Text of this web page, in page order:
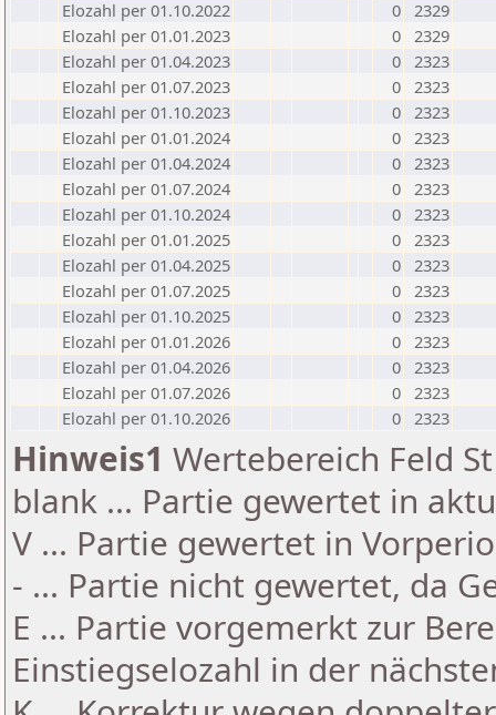
Elozahl per 01.10.2022
0 2329
Elozahl per 01.01.2023
0 2329
Elozahl per 01.04.2023
0 2323
Elozahl per 01.07.2023
0 2323
Elozahl per 01.10.2023
0 2323
Elozahl per 01.01.2024
0 2323
Elozahl per 01.04.2024
0 2323
Elozahl per 01.07.2024
0 2323
Elozahl per 01.10.2024
0 2323
Elozahl per 01.01.2025
0 2323
Elozahl per 01.04.2025
0 2323
Elozahl per 01.07.2025
0 2323
Elozahl per 01.10.2025
0 2323
Elozahl per 01.01.2026
0 2323
Elozahl per 01.04.2026
0 2323
Elozahl per 01.07.2026
0 2323
Elozahl per 01.10.2026
0 2323
Hinweis1 Wertebereich Feld
blank ... Partie gewertet in
V ... Partie gewertet in
- ... Partie nicht gewertet, da
E ... Partie vorgemerkt zur
Einstiegselozahl in der